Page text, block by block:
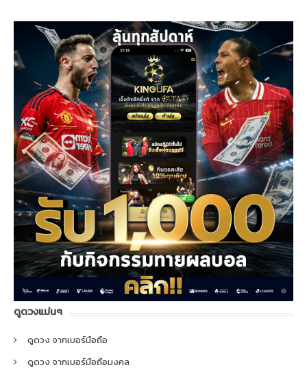
ดูดวงแม่นๆ
ดูดวง จากเบอร์มือถือ
ดูดวง จากเบอร์มือถือมงคล